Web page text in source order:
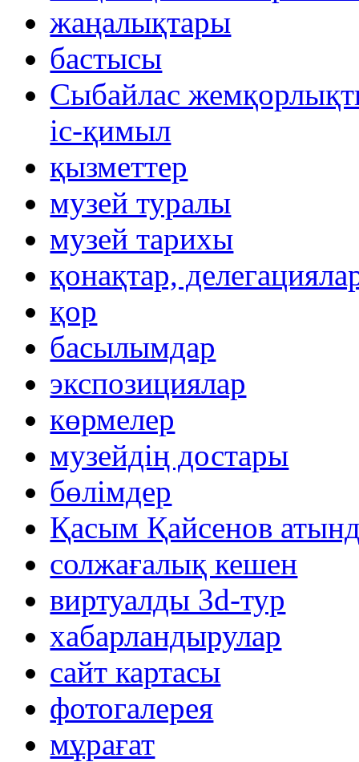
жаңалықтары
бастысы
Сыбайлас
іс-қимыл
қызметтер
музей туралы
музей тарихы
қонақтар,
қор
басылымдар
экспозициялар
көрмелер
музейдің достары
бөлімдер
Қасым Қайсенов
солжағалық кешен
виртуалды 3d-тур
xабарландырулар
сайт картасы
фотогалерея
мұрағат